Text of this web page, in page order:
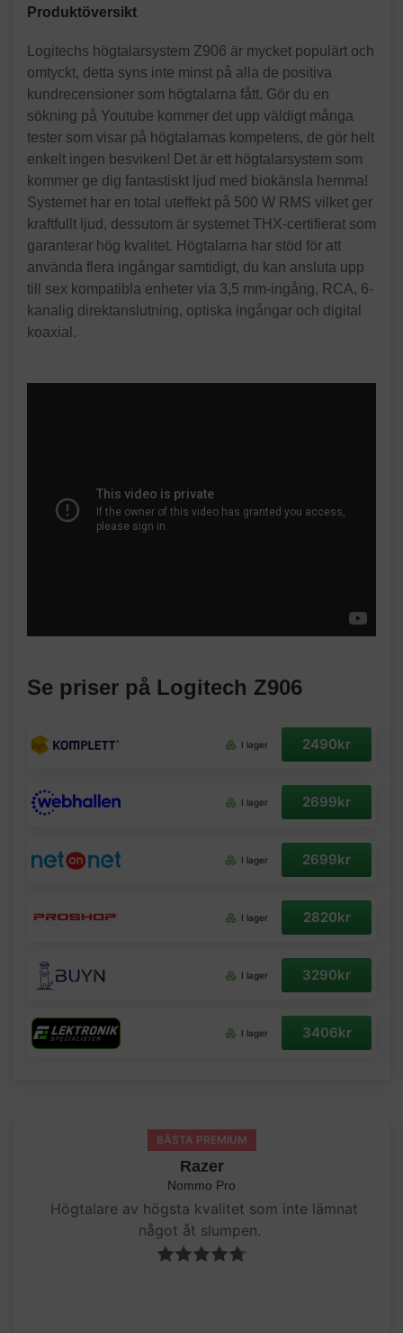
Produktöversikt
Logitechs högtalarsystem Z906 är mycket populärt och
omtyckt, detta syns inte minst på alla de positiva
kundrecensioner som högtalarna fått. Gör du en
sökning på Youtube kommer det upp väldigt många
tester som visar på högtalarnas kompetens, de gör helt
enkelt ingen besviken! Det är ett högtalarsystem som
kommer ge dig fantastiskt ljud med biokänsla hemma!
Systemet har en total uteffekt på 500 W RMS vilket ger
kraftfullt ljud, dessutom är systemet THX-certifierat som
garanterar hög kvalitet. Högtalarna har stöd för att
använda flera ingångar samtidigt, du kan ansluta upp
till sex kompatibla enheter via 3,5 mm-ingång, RCA, 6-
kanalig direktanslutning, optiska ingångar och digital
koaxial.
Se priser på Logitech Z906
I lager 2490kr
I lager 2699kr
I lager 2699kr
I lager 2820kr
I lager 3290kr
I lager 3406kr
BÄSTA PREMIUM
Razer
Nommo Pro
Högtalare av högsta kvalitet som inte lämnat
något åt slumpen.